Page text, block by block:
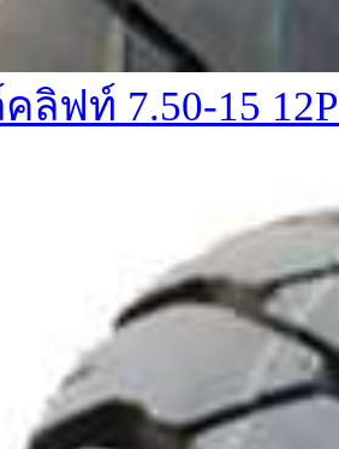
ลิฟท์ 7.50-15